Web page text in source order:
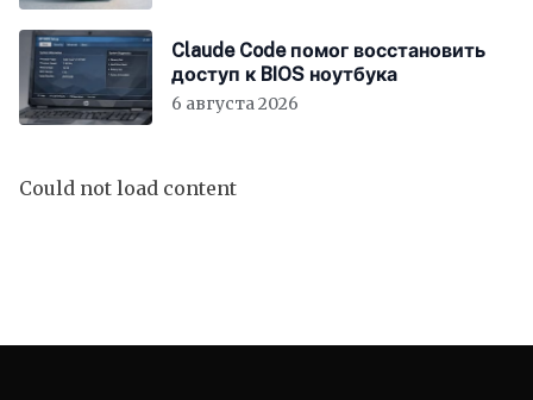
Claude Code помог восстановить
доступ к BIOS ноутбука
6 августа 2026
Could not load content